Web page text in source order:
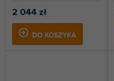
2 044 zł
DO KOSZYKA